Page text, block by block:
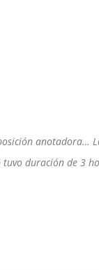
anotadora…
duración de 3